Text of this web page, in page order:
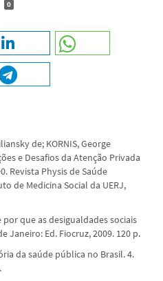
0
de; KORNIS, George
e Desafios da Atenção Privada
Revista Physis de Saúde
de Medicina Social da UERJ,
por que as desigualdades sociais
Janeiro: Ed. Fiocruz, 2009. 120 p.
da saúde pública no Brasil. 4.